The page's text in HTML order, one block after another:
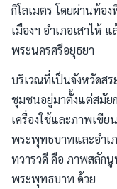
กิโลเมตร โดยผ่านท้อง
เมืองฯ อำเภอเสาไห้
พระนครศรีอยุธยา
บริเวณที่เป็นจังหวัดส
ชุมชนอยู่มาตั้งแต่สมัย
เครื่องใช้และภาพเขี
พระพุทธบาทและอำเ
ทวารวดี คือ ภาพสลักนู
พระพุทธบาท ด้วย